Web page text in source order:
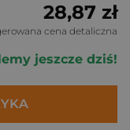
28,87 zł
cena detaliczna
jeszcze dziś!